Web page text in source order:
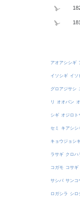
181
アオアシシギ
イソシギ イソ
グロアジサシ
リ オオバン
シギ オジロト
セミ キアシシ
キョウジョシ
ラサギ クロハ
コガモ コサギ
サシバ サンコ
ロガシラ シロ